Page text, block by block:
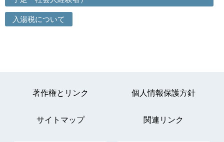
入湯税について
著作権とリンク 個人情報保護方針
サイトマップ 関連リンク